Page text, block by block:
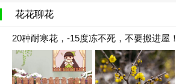
花花聊花
20种耐寒花，-15度冻不死，不要搬进屋！